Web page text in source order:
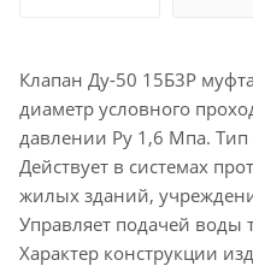
Клапан Ду-50 15Б3Р
диаметр условного
давлении Ру 1,6 Мпа.
Действует в системах
жилых зданий,
Управляет подачей воды
Характер конструкции